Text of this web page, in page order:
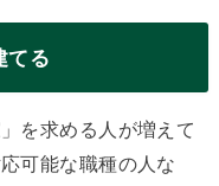
てる
を求める人が増えて
可能な職種の人な